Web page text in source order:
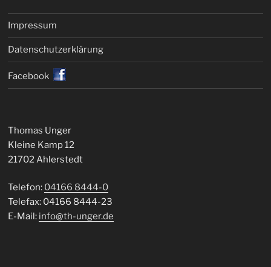
Impressum
Datenschutz­erklärung
Facebook
Thomas Unger
Kleine Kamp 12
21702 Ahlerstedt
Telefon: 04166 8444-0
Telefax: 04166 8444-23
E-Mail: info@th-unger.de